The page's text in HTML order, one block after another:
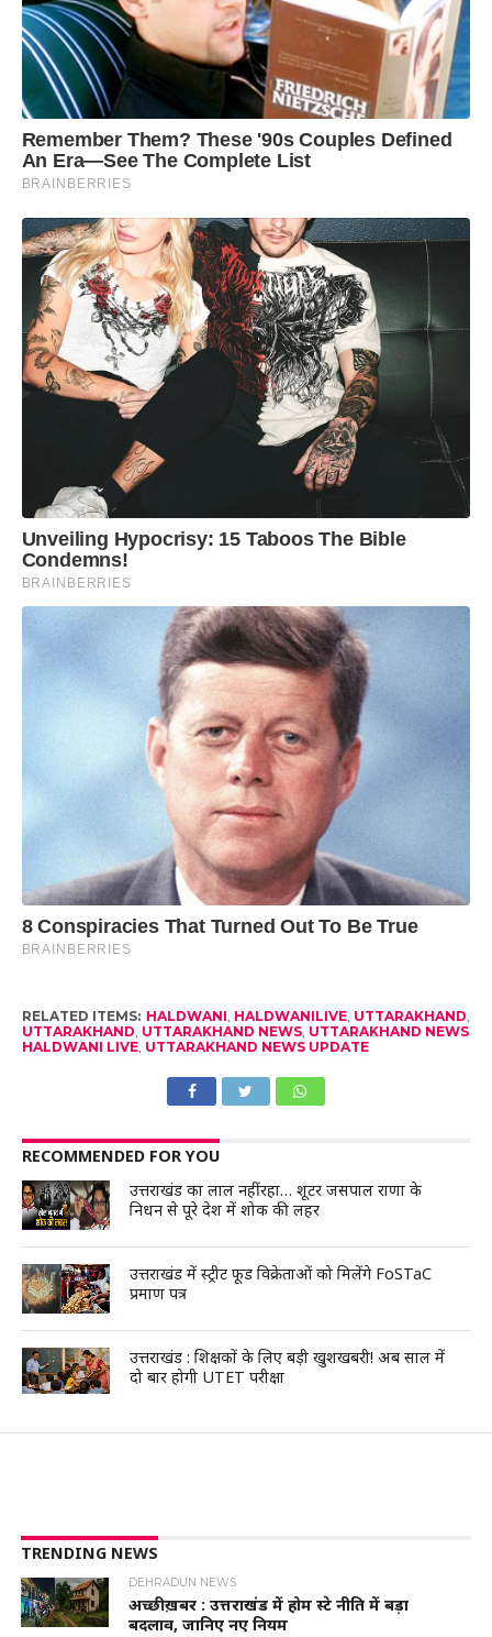
RELATED ITEMS: HALDWANI, HALDWANILIVE, UTTARAKHAND,
UTTARAKHAND, UTTARAKHAND NEWS, UTTARAKHAND NEWS
HALDWANI LIVE, UTTARAKHAND NEWS UPDATE
RECOMMENDED FOR YOU
उत्तराखंड का लाल नहीं रहा… शूटर जसपाल राणा के
निधन से पूरे देश में शोक की लहर
उत्तराखंड में स्ट्रीट फूड विक्रेताओं को मिलेंगे FoSTaC
प्रमाण पत्र
उत्तराखंड : शिक्षकों के लिए बड़ी खुशखबरी! अब साल में
दो बार होगी UTET परीक्षा
TRENDING NEWS
DEHRADUN NEWS
अच्छी ख़बर : उत्तराखंड में होम स्टे नीति में बड़ा
बदलाव, जानिए नए नियम